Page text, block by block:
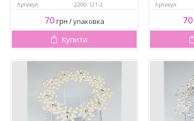
Артикул: 2200-121-2
70 грн /упаковка
Купити
Артикул:
70